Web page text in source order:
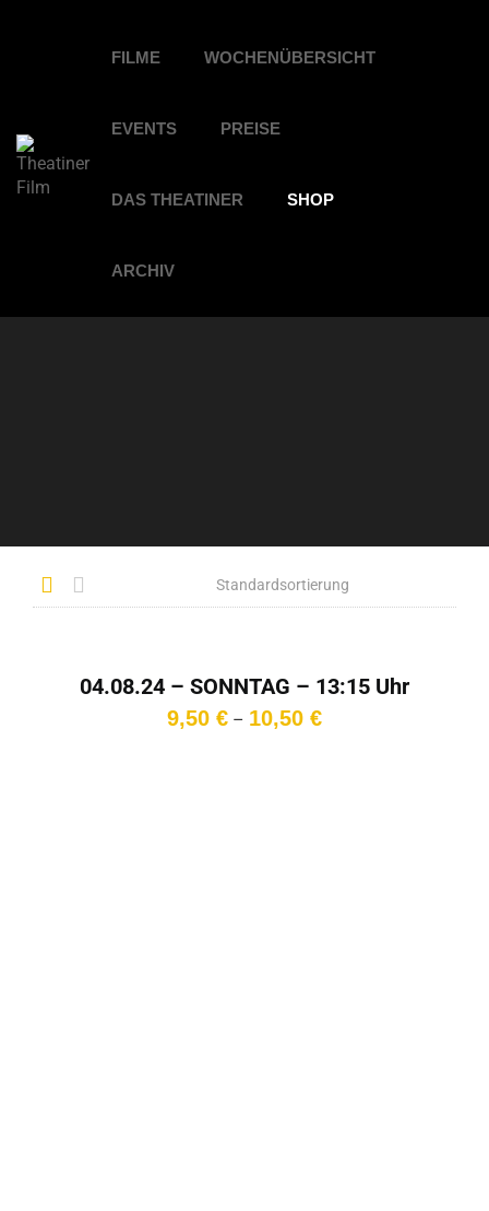
FILME WOCHENÜBERSICHT
EVENTS PREISE
DAS THEATINER SHOP
ARCHIV
04.08.24 – SONNTAG – 13:15 Uhr
9,50 € – 10,50 €Preisspanne: